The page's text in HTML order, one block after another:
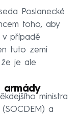
Poslanecké
toho, aby
v případě
tuto zemi
že je ale
armády
ministra
a